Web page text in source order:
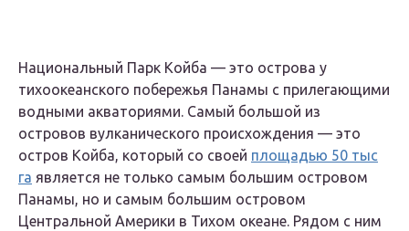
Национальный Парк Койба — это острова у
тихоокеанского побережья Панамы с прилегающими
водными акваториями. Самый большой из
островов вулканического происхождения — это
остров Койба, который со своей площадью 50 тыс
га является не только самым большим островом
Панамы, но и самым большим островом
Центральной Америки в Тихом океане. Рядом с ним